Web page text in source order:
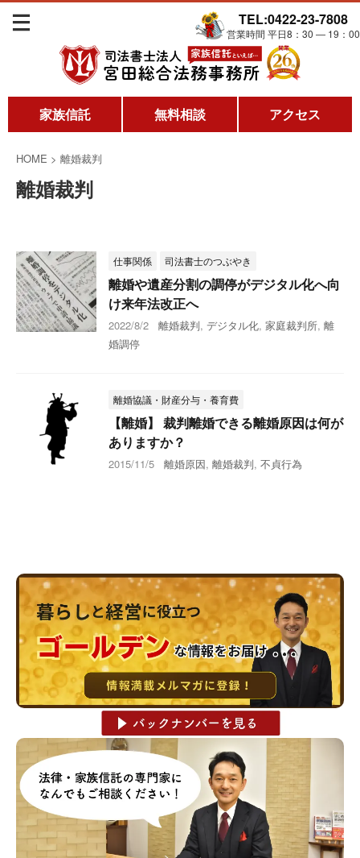
TEL:0422-23-7808
営業時間 平日8：30 ― 19：00
家族信託 無料相談 アクセス
HOME > 離婚裁判
離婚裁判
仕事関係 司法書士のつぶやき
離婚や遺産分割の調停がデジタル化へ向
け来年法改正へ
2022/8/2 離婚裁判, デジタル化, 家庭裁判所, 離
婚調停
離婚協議・財産分与・養育費
【離婚】 裁判離婚できる離婚原因は何が
ありますか？
2015/11/5 離婚原因, 離婚裁判, 不貞行為